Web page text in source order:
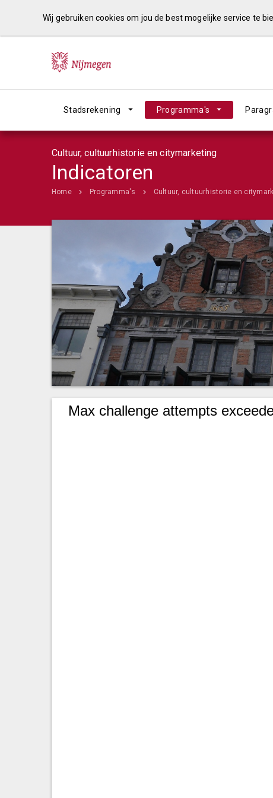
Stadsrekening Programma's
Cultuur, cultuurhistorie en citymarketing
Indicatoren
Home Programma's Cultuur, cultuurhistorie en
Wij gebruiken cookies om jou de best mogelijke service te